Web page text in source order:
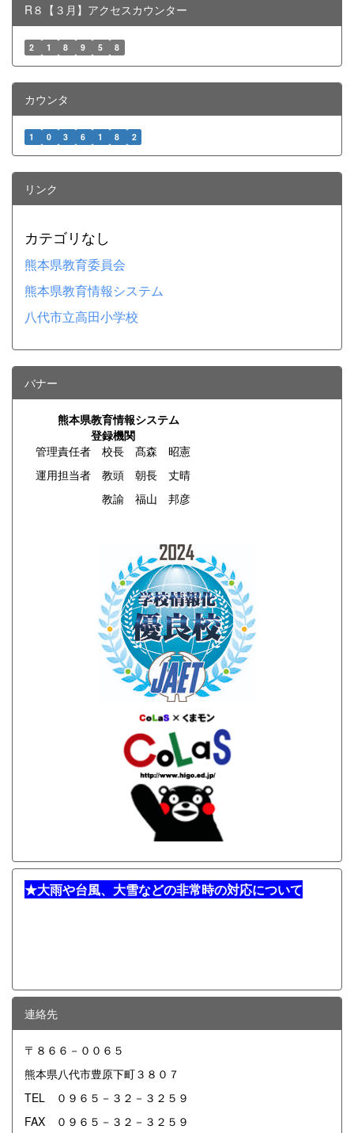
R８【３月】アクセスカウンター
2 1 8 9 5 8
カウンタ
1 0 3 6 1 8 2
リンク
カテゴリなし
熊本県教育委員会
熊本県教育情報システム
八代市立高田小学校
バナー
熊本県教育情報システム
登録機関
管理責任者 校長 髙森 昭憲
運用担当者 教頭 朝長 丈晴
教諭 福山 邦彦
★大雨や台風、大雪などの非常時の対応について
連絡先
〒８６６－００６５
熊本県八代市豊原下町３８０７
TEL ０９６５－３２－３２５９
FAX ０９６５－３２－３２５９